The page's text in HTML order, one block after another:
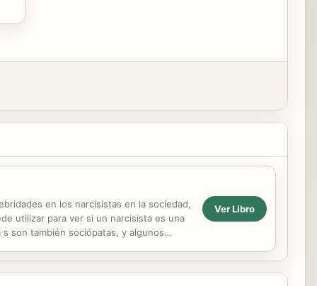
en los narcisistas en la sociedad,
utilizar para ver si un narcisista es una
son también sociópatas, y algunos
Ver Libro